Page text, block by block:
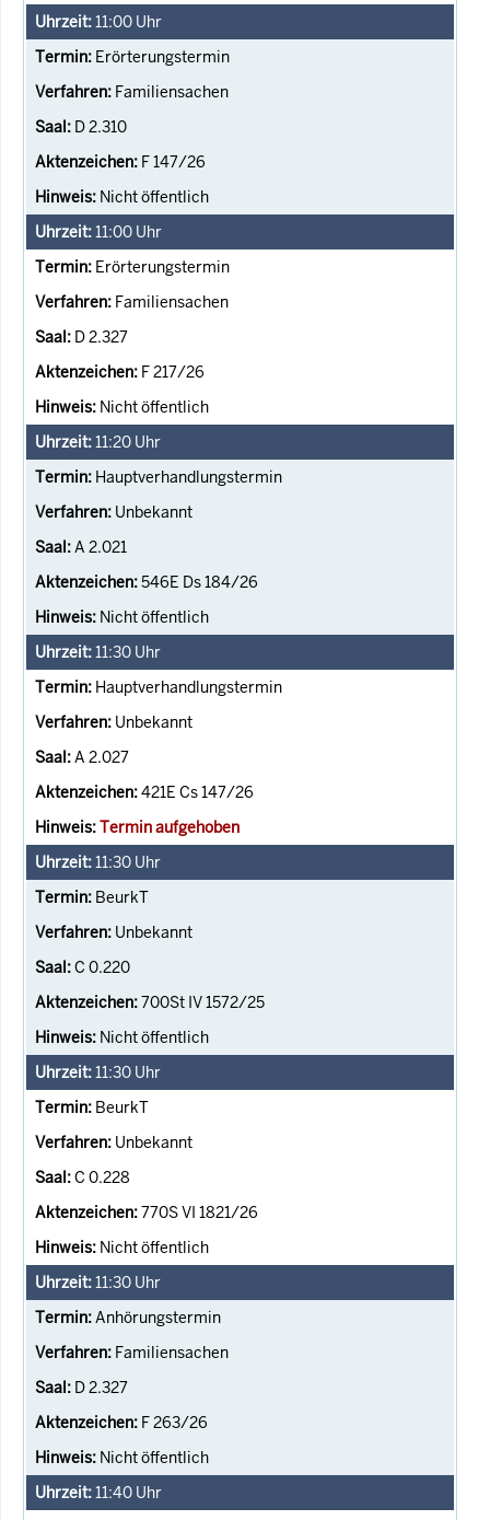
11:00 Uhr
Erörterungstermin
Familiensachen
D 2.310
F 147/26
Nicht öffentlich
11:00 Uhr
Erörterungstermin
Familiensachen
D 2.327
F 217/26
Nicht öffentlich
11:20 Uhr
Hauptverhandlungstermin
Unbekannt
A 2.021
546E Ds 184/26
Nicht öffentlich
11:30 Uhr
Hauptverhandlungstermin
Unbekannt
A 2.027
421E Cs 147/26
Termin aufgehoben
11:30 Uhr
BeurkT
Unbekannt
C 0.220
700St IV 1572/25
Nicht öffentlich
11:30 Uhr
BeurkT
Unbekannt
C 0.228
770S VI 1821/26
Nicht öffentlich
11:30 Uhr
Anhörungstermin
Familiensachen
D 2.327
F 263/26
Nicht öffentlich
11:40 Uhr